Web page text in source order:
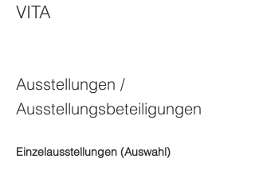
VITA
Ausstellungen /
Ausstellungsbeteiligungen
Einzelausstellungen (Auswahl)